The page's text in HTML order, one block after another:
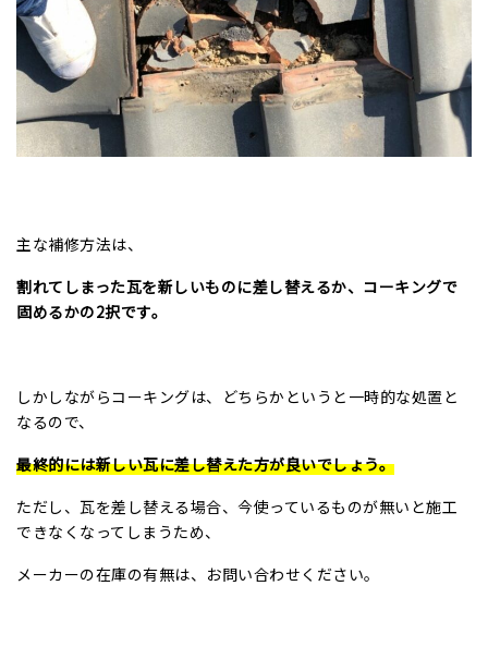
主な補修方法は、
割れてしまった瓦を新しいものに差し替えるか、コーキングで
固めるかの2択です。
しかしながらコーキングは、どちらかというと一時的な処置と
なるので、
最終的には新しい瓦に差し替えた方が良いでしょう。
ただし、瓦を差し替える場合、今使っているものが無いと施工
できなくなってしまうため、
メーカーの在庫の有無は、お問い合わせください。